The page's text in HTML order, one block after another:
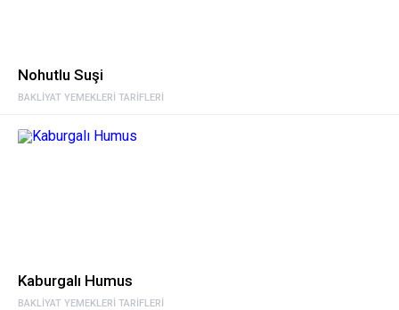
BAKLIYAT YEMEKLERI TARIFLERI
Nohutlu Suşi
BAKLIYAT YEMEKLERI TARIFLERI
Kaburgalı Humus